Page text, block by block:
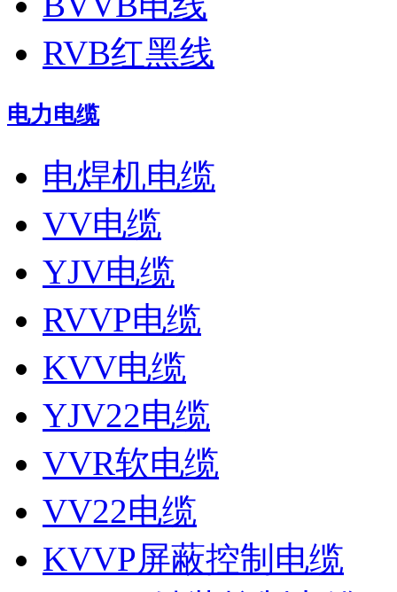
RVB红黑线
电力电缆
电焊机电缆
VV电缆
YJV电缆
RVVP电缆
KVV电缆
YJV22电缆
VVR软电缆
VV22电缆
KVVP屏蔽控制电缆